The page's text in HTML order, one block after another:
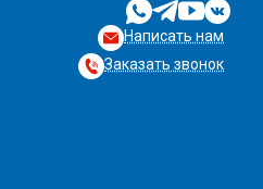
Написать нам
Заказать звонок